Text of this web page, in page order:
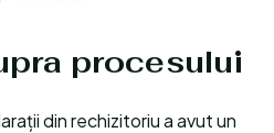
procesului
din rechizitoriu a avut un